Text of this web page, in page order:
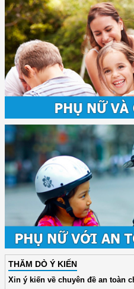
THĂM DÒ Ý KIẾN
Xin ý kiến về chuyên đề an toàn